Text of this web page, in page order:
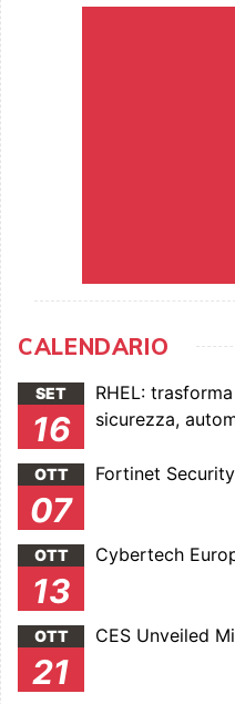
CALENDARIO
SET
16
RHEL:
sicurezza,
OTT
07
Fortinet
OTT
13
Cybertech
OTT
21
CES Unveiled